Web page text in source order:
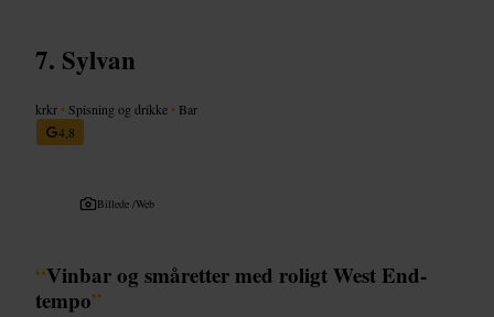
Sylvan
krkr • Spisning og drikke • Bar
4,8
Billede /Web
“Vinbar og småretter med roligt West End-
tempo”